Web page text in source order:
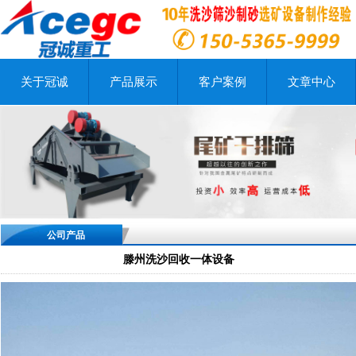
关于冠诚 产品展示 客户案例 文章中心
公司产品
滕州洗沙回收一体设备